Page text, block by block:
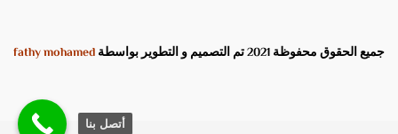
جميع الحقوق محفوظة 2021 تم التصميم و التطوير بواسطة
أتصل بنا